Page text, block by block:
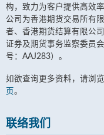
构，致力为客户提供高效
公司为香港期货交易所有
者、香港期货结算有限公
证券及期货事务监察委员
号：AAJ283）。
如欲查询更多资料，请浏览
页。
联络我们